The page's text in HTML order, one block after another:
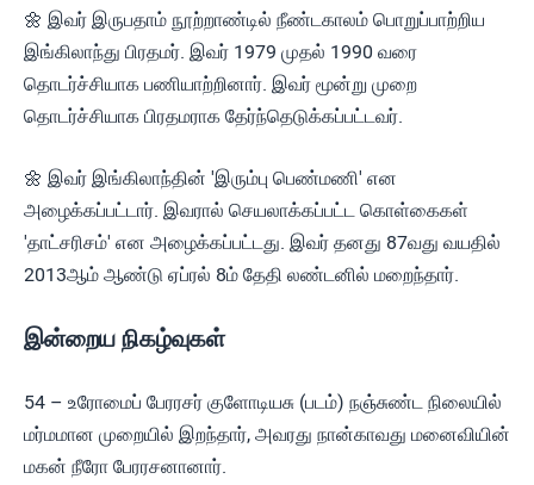
🌼 இவர் இருபதாம் நூற்றாண்டில் நீண்டகாலம் பொறுப்பாற்றிய
இங்கிலாந்து பிரதமர். இவர் 1979 முதல் 1990 வரை
தொடர்ச்சியாக பணியாற்றினார். இவர் மூன்று முறை
தொடர்ச்சியாக பிரதமராக தேர்ந்தெடுக்கப்பட்டவர்.
🌼 இவர் இங்கிலாந்தின் 'இரும்பு பெண்மணி' என
அழைக்கப்பட்டார். இவரால் செயலாக்கப்பட்ட கொள்கைகள்
'தாட்சரிசம்' என அழைக்கப்பட்டது. இவர் தனது 87வது வயதில்
2013ஆம் ஆண்டு ஏப்ரல் 8ம் தேதி லண்டனில் மறைந்தார்.
இன்றைய நிகழ்வுகள்
54 – உரோமைப் பேரரசர் குளோடியசு (படம்) நஞ்சுண்ட நிலையில்
மர்மமான முறையில் இறந்தார், அவரது நான்காவது மனைவியின்
மகன் நீரோ பேரரசனானார்.